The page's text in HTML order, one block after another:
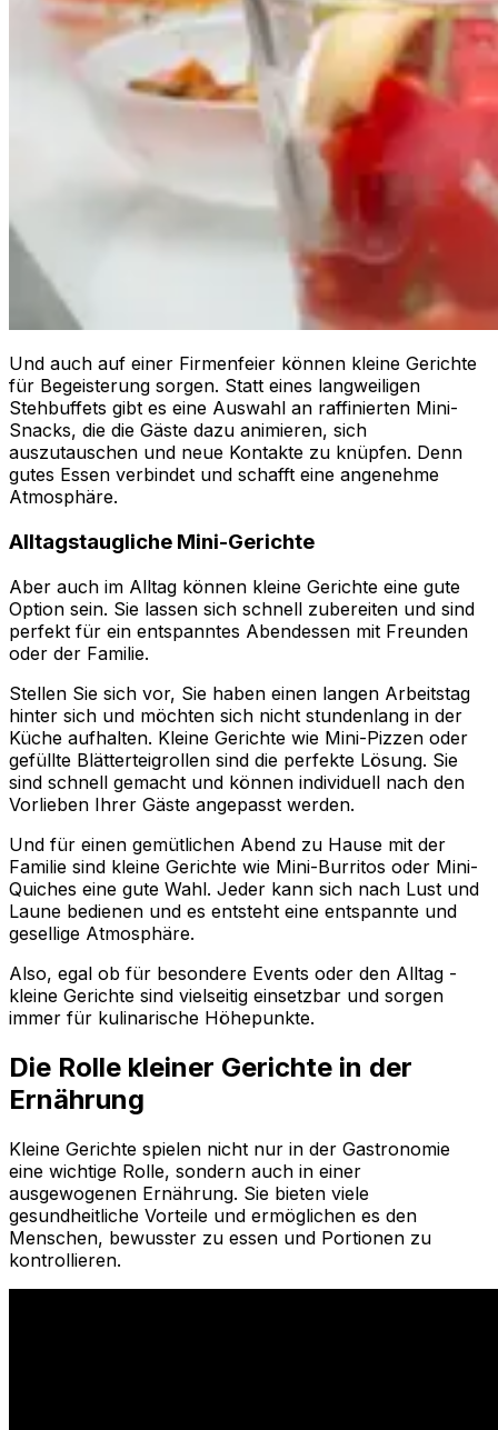
Und auch auf einer Firmenfeier können kleine Gerichte
für Begeisterung sorgen. Statt eines langweiligen
Stehbuffets gibt es eine Auswahl an raffinierten Mini-
Snacks, die die Gäste dazu animieren, sich
auszutauschen und neue Kontakte zu knüpfen. Denn
gutes Essen verbindet und schafft eine angenehme
Atmosphäre.
Alltagstaugliche Mini-Gerichte
Aber auch im Alltag können kleine Gerichte eine gute
Option sein. Sie lassen sich schnell zubereiten und sind
perfekt für ein entspanntes Abendessen mit Freunden
oder der Familie.
Stellen Sie sich vor, Sie haben einen langen Arbeitstag
hinter sich und möchten sich nicht stundenlang in der
Küche aufhalten. Kleine Gerichte wie Mini-Pizzen oder
gefüllte Blätterteigrollen sind die perfekte Lösung. Sie
sind schnell gemacht und können individuell nach den
Vorlieben Ihrer Gäste angepasst werden.
Und für einen gemütlichen Abend zu Hause mit der
Familie sind kleine Gerichte wie Mini-Burritos oder Mini-
Quiches eine gute Wahl. Jeder kann sich nach Lust und
Laune bedienen und es entsteht eine entspannte und
gesellige Atmosphäre.
Also, egal ob für besondere Events oder den Alltag -
kleine Gerichte sind vielseitig einsetzbar und sorgen
immer für kulinarische Höhepunkte.
Die Rolle kleiner Gerichte in der
Ernährung
Kleine Gerichte spielen nicht nur in der Gastronomie
eine wichtige Rolle, sondern auch in einer
ausgewogenen Ernährung. Sie bieten viele
gesundheitliche Vorteile und ermöglichen es den
Menschen, bewusster zu essen und Portionen zu
kontrollieren.